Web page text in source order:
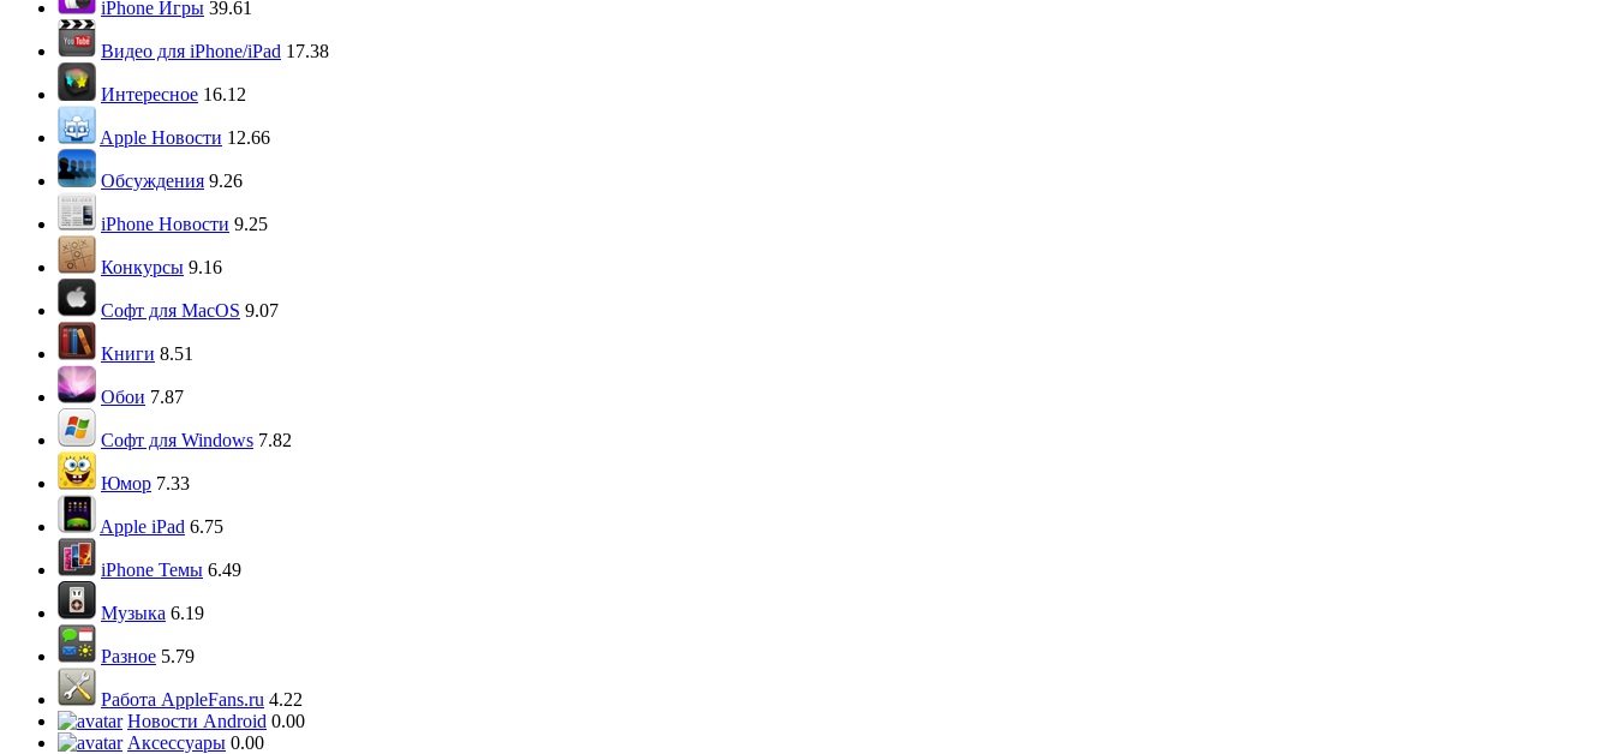
iPhone Игры 39.61
Видео для iPhone/iPad 17.38
Интересное 16.12
Apple Новости 12.66
Обсуждения 9.26
iPhone Новости 9.25
Конкурсы 9.16
Софт для MacOS 9.07
Книги 8.51
Обои 7.87
Софт для Windows 7.82
Юмор 7.33
Apple iPad 6.75
iPhone Темы 6.49
Музыка 6.19
Разное 5.79
Работа AppleFans.ru 4.22
Новости Android 0.00
Аксессуары 0.00